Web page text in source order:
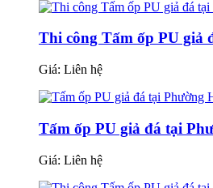
Thi công Tấm ốp PU giả
Giá: Liên hệ
Tấm ốp PU giả đá tại
Giá: Liên hệ